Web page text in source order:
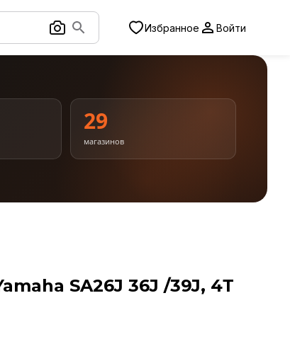
Избранное Войти
29
магазинов
SA26J 36J /39J, 4Т